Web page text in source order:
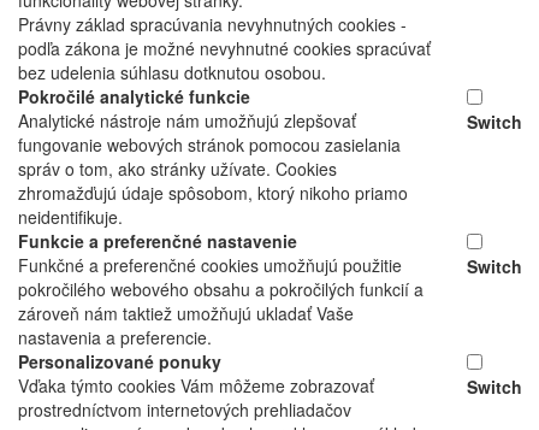
Právny základ spracúvania nevyhnutných cookies -
podľa zákona je možné nevyhnutné cookies spracúvať
bez udelenia súhlasu dotknutou osobou.
Pokročilé analytické funkcie
Analytické nástroje nám umožňujú zlepšovať
fungovanie webových stránok pomocou zasielania
správ o tom, ako stránky užívate. Cookies
zhromažďujú údaje spôsobom, ktorý nikoho priamo
neidentifikuje.
Switch
Funkcie a preferenčné nastavenie
Funkčné a preferenčné cookies umožňujú použitie
pokročilého webového obsahu a pokročilých funkcií a
zároveň nám taktiež umožňujú ukladať Vaše
nastavenia a preferencie.
Switch
Personalizované ponuky
Vďaka týmto cookies Vám môžeme zobrazovať
prostredníctvom internetových prehliadačov
Switch